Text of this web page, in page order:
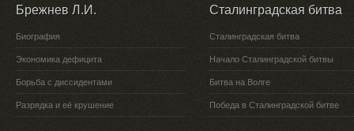
Брежнев Л.И.
Биография
Экономика дефицита
Борьба с диссидентами
Разрядка и её крушение
Сталинградская битва
Сталинградская битва
Начало Сталинградской битвы
Битва на Волге
Победа в Сталинградской битве